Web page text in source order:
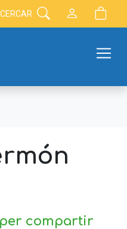
CERCAR
per compartir